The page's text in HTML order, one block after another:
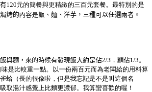
120元的簡餐與更精緻的三百元套餐。最特別的是
烤的內容是飯 、 麵 、 洋芋 ， 三種可以任選兩者 。
與麵，來的時候有發現飯大約是佔2/3，麵佔1/3。
是比較重一點。以一份兩百元而為老闆給的用料算
蛤（長的很像啦，但是我忘記是不是叫這個名
取湯汁感覺上比麵更濃郁。我算蠻喜歡的喔！